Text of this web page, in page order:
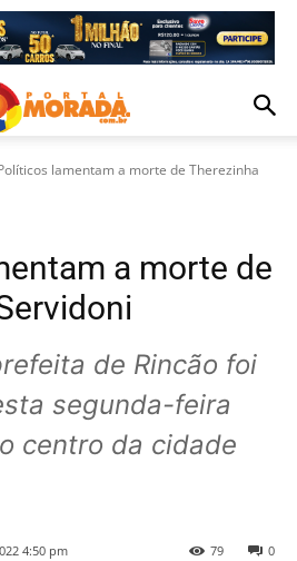
lamentam a morte de Therezinha
a morte de
de Rincão foi
segunda-feira
centro da cidade
4:50 pm 0
79